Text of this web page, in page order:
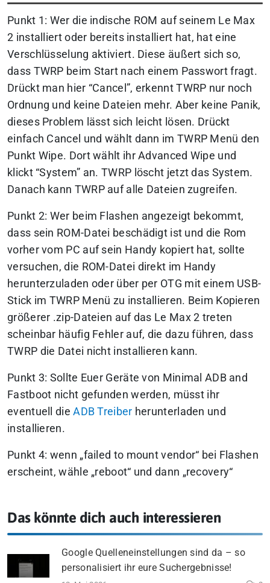
Punkt 1: Wer die indische ROM auf seinem Le Max
2 installiert oder bereits installiert hat, hat eine
Verschlüsselung aktiviert. Diese äußert sich so,
dass TWRP beim Start nach einem Passwort fragt.
Drückt man hier “Cancel”, erkennt TWRP nur noch
Ordnung und keine Dateien mehr. Aber keine Panik,
dieses Problem lässt sich leicht lösen. Drückt
einfach Cancel und wählt dann im TWRP Menü den
Punkt Wipe. Dort wählt ihr Advanced Wipe und
klickt “System” an. TWRP löscht jetzt das System.
Danach kann TWRP auf alle Dateien zugreifen.
Punkt 2: Wer beim Flashen angezeigt bekommt,
dass sein ROM-Datei beschädigt ist und die Rom
vorher vom PC auf sein Handy kopiert hat, sollte
versuchen, die ROM-Datei direkt im Handy
herunterzuladen oder über per OTG mit einem USB-
Stick im TWRP Menü zu installieren. Beim Kopieren
größerer .zip-Dateien auf das Le Max 2 treten
scheinbar häufig Fehler auf, die dazu führen, dass
TWRP die Datei nicht installieren kann.
Punkt 3: Sollte Euer Geräte von Minimal ADB and
Fastboot nicht gefunden werden, müsst ihr
eventuell dieADB Treiber herunterladen und
installieren.
Punkt 4: wenn „failed to mount vendor“ bei Flashen
erscheint, wähle „reboot“ und dann „recovery“
Das könnte dich auch interessieren
Google Quelleneinstellungen sind da – so
personalisiert ihr eure Suchergebnisse!